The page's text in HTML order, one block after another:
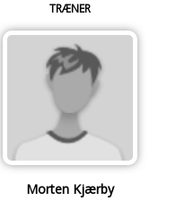
TRÆNER
Morten Kjærby